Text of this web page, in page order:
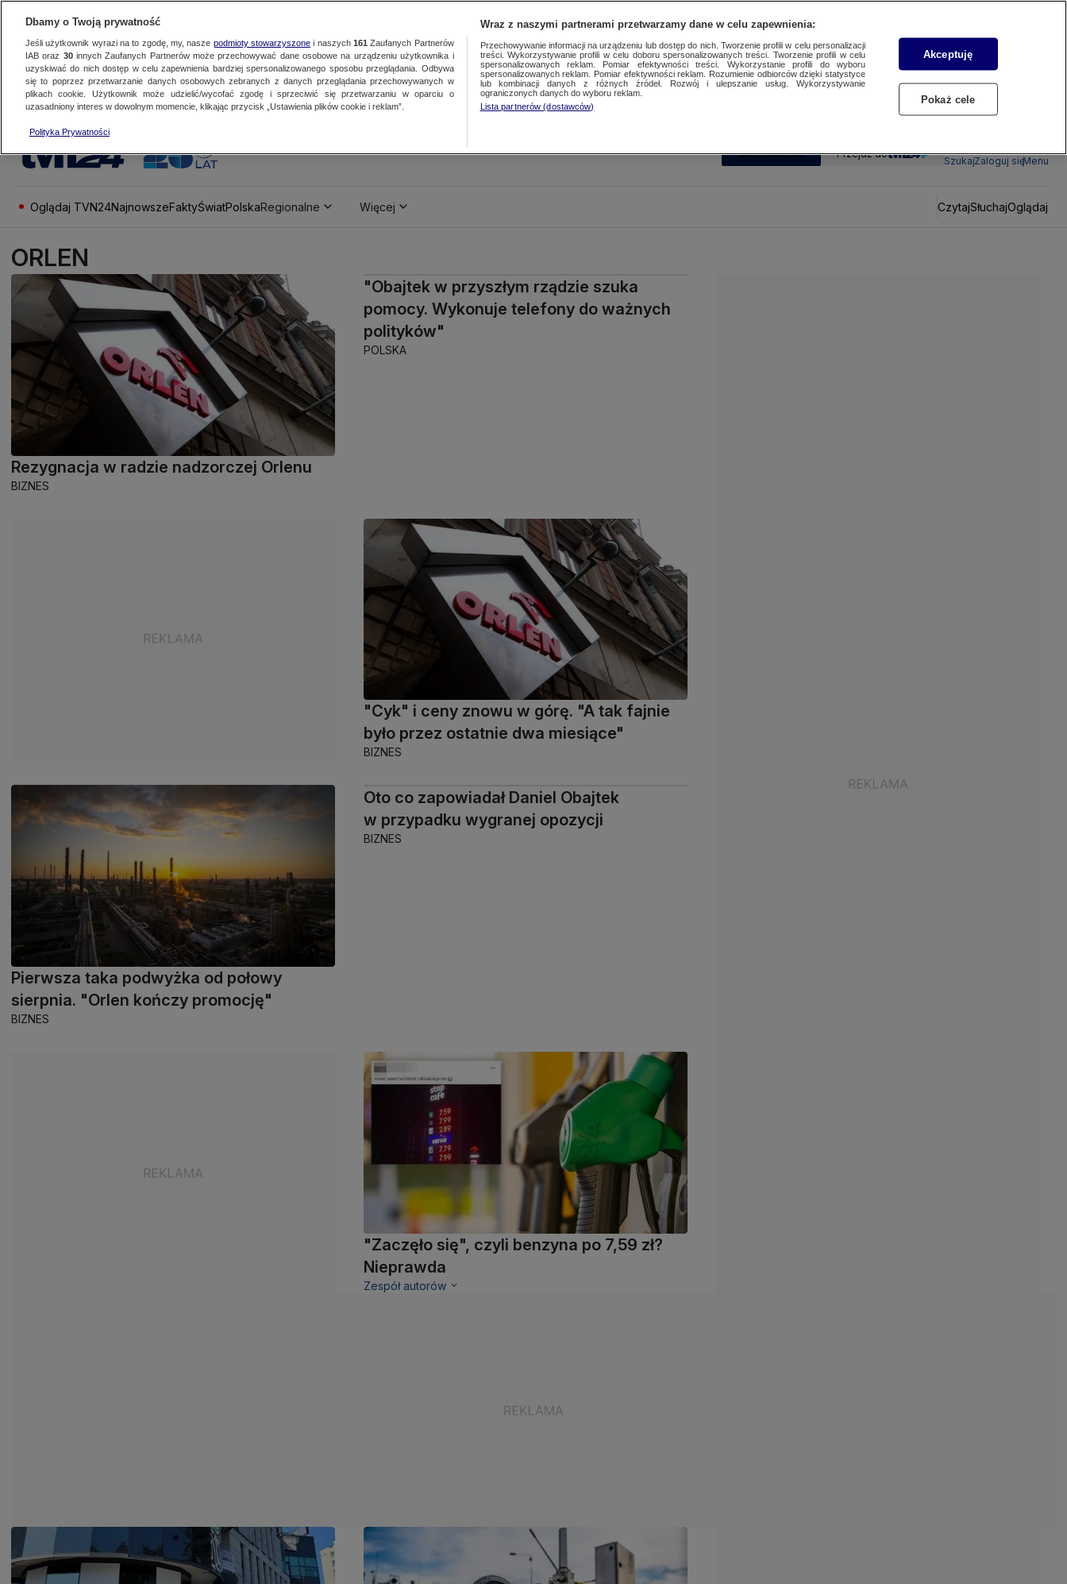
SUBSKRYBUJ Przejdź do
SzukajZaloguj sięMenu
Oglądaj TVN24NajnowszeFaktyŚwiatPolskaRegionalne Więcej CzytajSłuchajOglądaj
ORLEN
Rezygnacja w radzie nadzorczej Orlenu
BIZNES
"Obajtek w przyszłym rządzie szuka
pomocy. Wykonuje telefony do ważnych
polityków"
POLSKA
"Cyk" i ceny znowu w górę. "A tak fajnie
było przez ostatnie dwa miesiące"
BIZNES
Pierwsza taka podwyżka od połowy
sierpnia. "Orlen kończy promocję"
BIZNES
Oto co zapowiadał Daniel Obajtek
w przypadku wygranej opozycji
BIZNES
"Zaczęło się", czyli benzyna po 7,59 zł?
Nieprawda
Zespół autorów
Dbamy o Twoją prywatność
Jeśli użytkownik wyrazi na to zgodę, my, nasze podmioty stowarzyszonei naszych 161 Zaufanych Partnerów
IAB oraz 30innych Zaufanych Partnerów może przechowywać dane osobowe na urządzeniu użytkownika i
uzyskiwać do nich dostęp w celu zapewnienia bardziej spersonalizowanego sposobu przeglądania. Odbywa
się to poprzez przetwarzanie danych osobowych zebranych z danych przeglądania przechowywanych w
plikach cookie. Użytkownik może udzielić/wycofać zgodę i sprzeciwić się przetwarzaniu w oparciu o
uzasadniony interes w dowolnym momencie, klikając przycisk „Ustawienia plików cookie i reklam”.
Polityka Prywatności
Wraz z naszymi partnerami przetwarzamy dane w celu zapewnienia:
Przechowywanie informacji na urządzeniu lub dostęp do nich. Tworzenie profili w celu personalizacji
treści. Wykorzystywanie profili w celu doboru spersonalizowanych treści. Tworzenie profili w celu
spersonalizowanych reklam. Pomiar efektywności treści. Wykorzystanie profili do wyboru
spersonalizowanych reklam. Pomiar efektywności reklam. Rozumienie odbiorców dzięki statystyce
lub kombinacji danych z różnych źródeł. Rozwój i ulepszanie usług. Wykorzystywanie
ograniczonych danych do wyboru reklam.
Lista partnerów (dostawców)
Akceptuję
Pokaż cele